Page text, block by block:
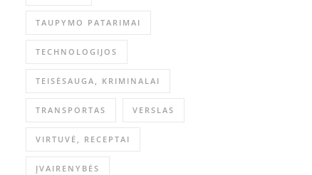
TAUPYMO PATARIMAI
TECHNOLOGIJOS
TEISĖSAUGA, KRIMINALAI
TRANSPORTAS VERSLAS
VIRTUVĖ, RECEPTAI
ĮVAIRENYBĖS